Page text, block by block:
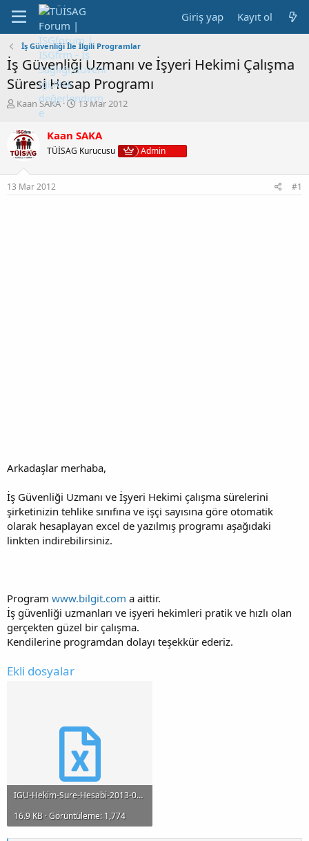
Giriş yap Kayıt ol
İş Güvenliği İle İlgili Programlar
İş Güvenliği Uzmanı ve İşyeri Hekimi Çalışma
Süresi Hesap Programı
K
n
b
u
u
b
Kaan SAKA
B
l
a
g
13 Mar 2012
Kaan SAKA
TÜİSAG Kurucusu Admin
13 Mar 2012 #1
Arkadaşlar merhaba,
İş Güvenliği Uzmanı ve İşyeri Hekimi çalışma sürelerini
şirketinizin tehlike sınıfına ve işçi sayısına göre otomatik
olarak hesaplayan excel de yazılmış programı aşağıdaki
linkten indirebilirsiniz.
Program www.bilgit.com a aittir.
İş güvenliği uzmanları ve işyeri hekimleri pratik ve hızlı olan
gerçekten güzel bir çalışma.
Kendilerine programdan dolayı teşekkür ederiz.
Ekli dosyalar
IGU-Hekim-Sure-Hesabi-2013-03-10 (1).xlsx
16.9 KB · Görüntüleme: 1,774